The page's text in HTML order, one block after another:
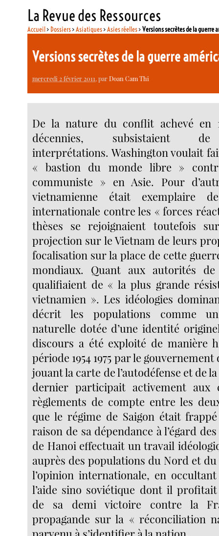
La Revue des Ressources
Accueil> Dossiers>Asiatiques>Asies réelles>Versions secrètes de la guerre
Versions secrètes de la guerre
mercredi 2 février 2011, parDoan Cam Thi
De la nature du conflit achevé en
décennies, subsistaient de
interprétations. Washington voulait
« bastion du monde libre »
communiste » en Asie. Pour
vietnamienne était exemplaire
internationale contre les « forces
thèses se rejoignaient toutefois
projection sur le Vietnam de leurs
focalisation sur la place de cette
mondiaux. Quant aux autorités
qualifiaient de « la plus grande
vietnamien ». Les idéologies
décrit les populations comme
naturelle dotée d’une identité
discours a été exploité de manière
période 1954 1975 par le
jouant la carte de l’autodéfense et de
dernier participait activement aux
règlements de compte entre les
que le régime de Saigon était
raison de sa dépendance à l’égard
de Hanoi effectuait un travail
auprès des populations du Nord et du
l’opinion internationale, en
l’aide sino soviétique dont il
de sa demi victoire contre la
propagande sur la « réconciliation